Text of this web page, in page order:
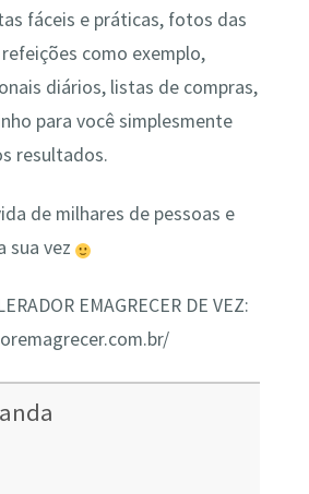
fáceis e práticas, fotos das
como exemplo,
diários, listas de compras,
para você simplesmente
resultados.
de milhares de pessoas e
sua vez
EMAGRECER DE VEZ: